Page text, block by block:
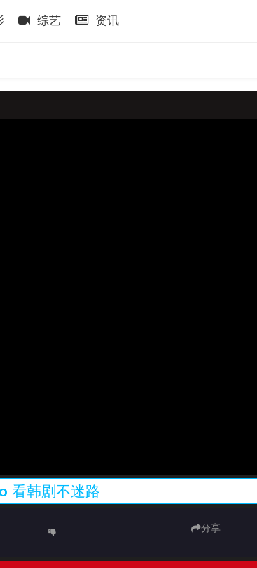
综艺 资讯
看韩剧不迷路
分享